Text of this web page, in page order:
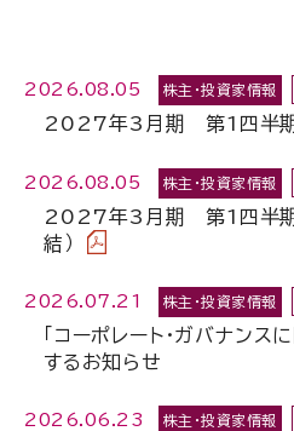
2026.08.05 株主・投資家情報
2027年3月期 第1四半
2026.08.05 株主・投資家情報
2027年3月期 第1四半期
結）
2026.07.21 株主・投資家情報
「コーポレート・ガバナンス
するお知らせ
2026.06.23 株主・投資家情報